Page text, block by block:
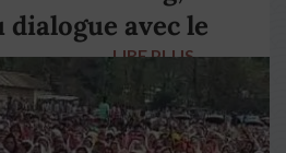
avec le
LIRE PLUS →